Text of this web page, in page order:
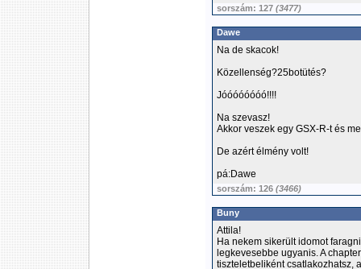
sorszám: 127 (3477)
Dawe
Na de skacok!
Közellenség?25botütés?
Jóóóóóóóó!!!!
Na szevasz!
Akkor veszek egy GSX-R-t és
De azért élmény volt!
pá:Dawe
sorszám: 126 (3466)
Buny
Attila!
Ha nekem sikerült idomot
legkevesebbe ugyanis. A
tiszteletbeliként csatlakozhatsz,